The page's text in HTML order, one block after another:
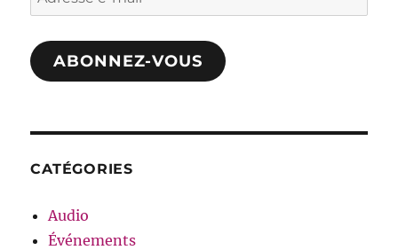
e-
mail
ABONNEZ-VOUS
CATÉGORIES
Audio
Événements